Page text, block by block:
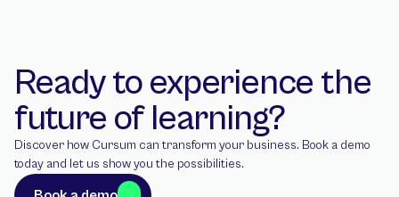
Ready to experience the
future of learning?
Discover how Cursum can transform your business. Book a demo
today and let us show you the possibilities.
Book a demo